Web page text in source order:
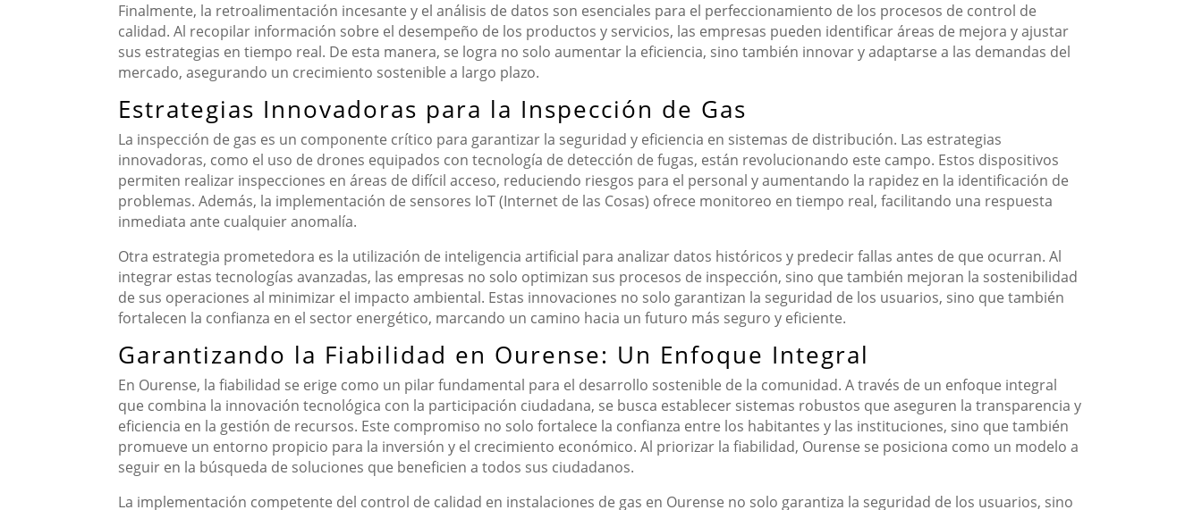
Finalmente, la retroalimentación incesante y el análisis de datos son esenciales para el perfeccionamiento de los procesos de control de
calidad. Al recopilar información sobre el desempeño de los productos y servicios, las empresas pueden identificar áreas de mejora y ajustar
sus estrategias en tiempo real. De esta manera, se logra no solo aumentar la eficiencia, sino también innovar y adaptarse a las demandas del
mercado, asegurando un crecimiento sostenible a largo plazo.
Estrategias Innovadoras para la Inspección de Gas
La inspección de gas es un componente crítico para garantizar la seguridad y eficiencia en sistemas de distribución. Las estrategias
innovadoras, como el uso de drones equipados con tecnología de detección de fugas, están revolucionando este campo. Estos dispositivos
permiten realizar inspecciones en áreas de difícil acceso, reduciendo riesgos para el personal y aumentando la rapidez en la identificación de
problemas. Además, la implementación de sensores IoT (Internet de las Cosas) ofrece monitoreo en tiempo real, facilitando una respuesta
inmediata ante cualquier anomalía.
Otra estrategia prometedora es la utilización de inteligencia artificial para analizar datos históricos y predecir fallas antes de que ocurran. Al
integrar estas tecnologías avanzadas, las empresas no solo optimizan sus procesos de inspección, sino que también mejoran la sostenibilidad
de sus operaciones al minimizar el impacto ambiental. Estas innovaciones no solo garantizan la seguridad de los usuarios, sino que también
fortalecen la confianza en el sector energético, marcando un camino hacia un futuro más seguro y eficiente.
Garantizando la Fiabilidad en Ourense: Un Enfoque Integral
En Ourense, la fiabilidad se erige como un pilar fundamental para el desarrollo sostenible de la comunidad. A través de un enfoque integral
que combina la innovación tecnológica con la participación ciudadana, se busca establecer sistemas robustos que aseguren la transparencia y
eficiencia en la gestión de recursos. Este compromiso no solo fortalece la confianza entre los habitantes y las instituciones, sino que también
promueve un entorno propicio para la inversión y el crecimiento económico. Al priorizar la fiabilidad, Ourense se posiciona como un modelo a
seguir en la búsqueda de soluciones que beneficien a todos sus ciudadanos.
La implementación competente del control de calidad en instalaciones de gas en Ourense no solo garantiza la seguridad de los usuarios, sino